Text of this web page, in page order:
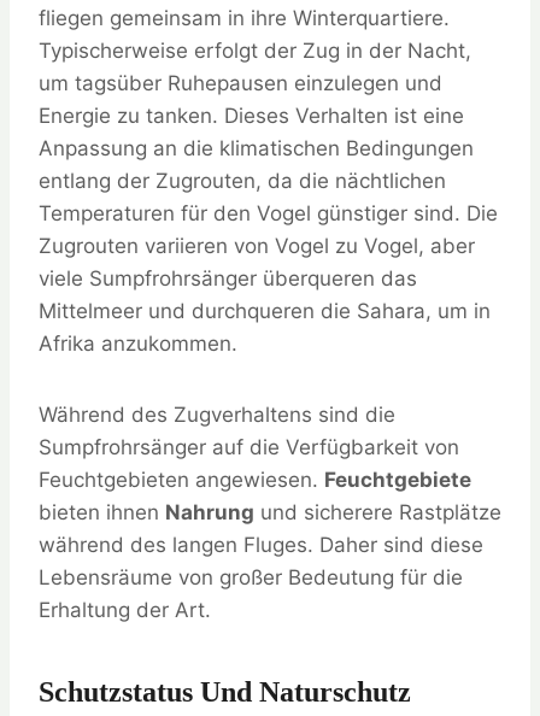
fliegen gemeinsam in ihre Winterquartiere.
Typischerweise erfolgt der Zug in der Nacht,
um tagsüber Ruhepausen einzulegen und
Energie zu tanken. Dieses Verhalten ist eine
Anpassung an die klimatischen Bedingungen
entlang der Zugrouten, da die nächtlichen
Temperaturen für den Vogel günstiger sind. Die
Zugrouten variieren von Vogel zu Vogel, aber
viele Sumpfrohrsänger überqueren das
Mittelmeer und durchqueren die Sahara, um in
Afrika anzukommen.
Während des Zugverhaltens sind die
Sumpfrohrsänger auf die Verfügbarkeit von
Feuchtgebieten angewiesen. Feuchtgebiete
bieten ihnen Nahrung und sicherere Rastplätze
während des langen Fluges. Daher sind diese
Lebensräume von großer Bedeutung für die
Erhaltung der Art.
Schutzstatus Und Naturschutz